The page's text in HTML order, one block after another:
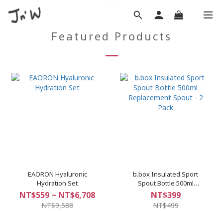
Featured Products
EAORON Hyaluronic
Hydration Set
NT$559 ~ NT$6,708
NT$9,588
b.box Insulated Sport
Spout Bottle 500ml
Replacement Spout - 2
Pack
NT$399
NT$499